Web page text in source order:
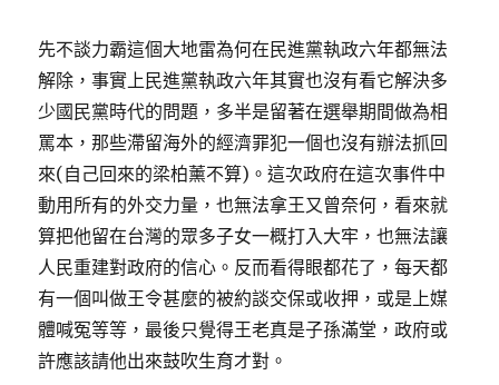
先不談力霸這個大地雷為何在民進黨執政六年都無法
解除，事實上民進黨執政六年其實也沒有看它解決多
少國民黨時代的問題，多半是留著在選舉期間做為相
罵本，那些滯留海外的經濟罪犯一個也沒有辦法抓回
來(自己回來的梁柏薰不算)。這次政府在這次事件中
動用所有的外交力量，也無法拿王又曾奈何，看來就
算把他留在台灣的眾多子女一概打入大牢，也無法讓
人民重建對政府的信心。反而看得眼都花了，每天都
有一個叫做王令甚麼的被約談交保或收押，或是上媒
體喊冤等等，最後只覺得王老真是子孫滿堂，政府或
許應該請他出來鼓吹生育才對。